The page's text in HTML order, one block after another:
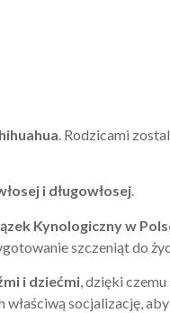
. Rodzicami
i długowłosej.
Kynologiczny w
szczeniąt do
i dziećmi, dzięki
socjalizację,